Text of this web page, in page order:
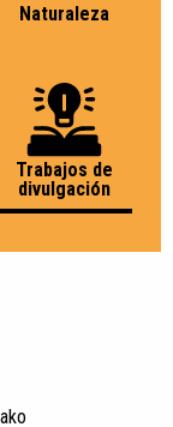
Naturaleza
Trabajos de
divulgación